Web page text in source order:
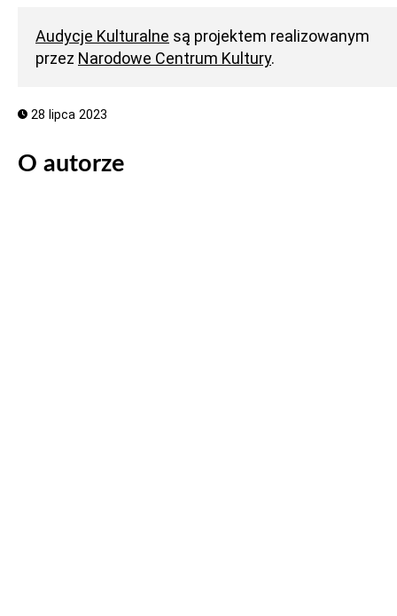
Audycje Kulturalne są projektem realizowanym
przez Narodowe Centrum Kultury.
28 lipca 2023
O autorze